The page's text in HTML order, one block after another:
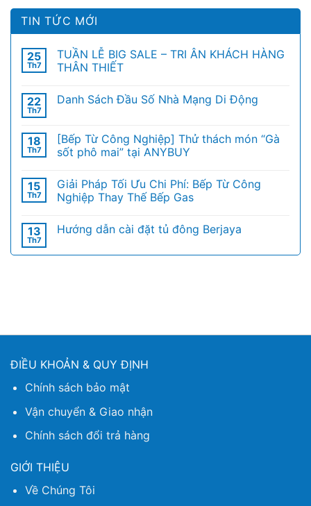
TIN TỨC MỚI
25
Th7
TUẦN LỄ BIG SALE – TRI ÂN KHÁCH HÀNG
THÂN THIẾT
22
Th7
Danh Sách Đầu Số Nhà Mạng Di Động
18
Th7
[Bếp Từ Công Nghiệp] Thử thách món “Gà
sốt phô mai” tại ANYBUY
15
Th7
Giải Pháp Tối Ưu Chi Phí: Bếp Từ Công
Nghiệp Thay Thế Bếp Gas
13
Th7
Hướng dẫn cài đặt tủ đông Berjaya
ĐIỀU KHOẢN & QUY ĐỊNH
Chính sách bảo mật
Vận chuyển & Giao nhận
Chính sách đổi trả hàng
GIỚI THIỆU
Về Chúng Tôi